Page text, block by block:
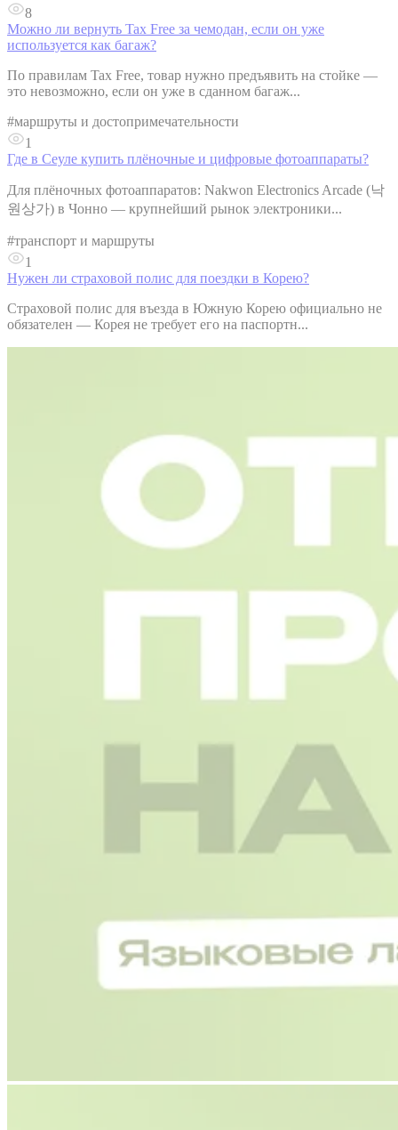
8
Можно ли вернуть Tax Free за чемодан, если он уже
используется как багаж?
По правилам Tax Free, товар нужно предъявить на стойке —
это невозможно, если он уже в сданном багаж...
#маршруты и достопримечательности
1
Где в Сеуле купить плёночные и цифровые фотоаппараты?
Для плёночных фотоаппаратов: Nakwon Electronics Arcade (낙
원상가) в Чонно — крупнейший рынок электроники...
#транспорт и маршруты
1
Нужен ли страховой полис для поездки в Корею?
Страховой полис для въезда в Южную Корею официально не
обязателен — Корея не требует его на паспортн...